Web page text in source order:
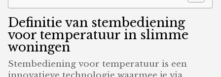
Definitie van stembediening
voor temperatuur in slimme
woningen
Stembediening voor temperatuur is een